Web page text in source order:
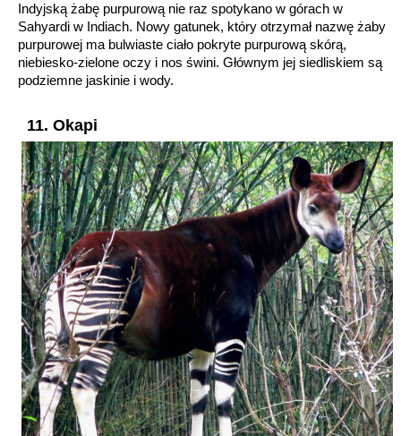
Indyjską żabę purpurową nie raz spotykano w górach w
Sahyardi w Indiach. Nowy gatunek, który otrzymał nazwę żaby
purpurowej ma bulwiaste ciało pokryte purpurową skórą,
niebiesko-zielone oczy i nos świni. Głównym jej siedliskiem są
podziemne jaskinie i wody.
11. Okapi